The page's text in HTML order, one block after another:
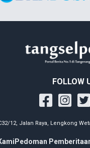
FOLLOW
12, Jalan Raya, Lengkong
Pedoman